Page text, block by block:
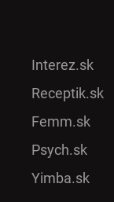
Interez.sk
Receptik.sk
Femm.sk
Psych.sk
Yimba.sk